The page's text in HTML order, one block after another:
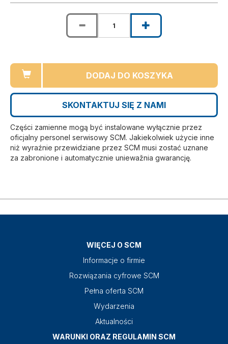
DODAJ DO KOSZYKA
SKONTAKTUJ SIĘ Z NAMI
Części zamienne mogą być instalowane wyłącznie przez
oficjalny personel serwisowy SCM. Jakiekolwiek użycie inne
niż wyraźnie przewidziane przez SCM musi zostać uznane
za zabronione i automatycznie uniewažnia gwarancję.
WIĘCEJ O SCM
Informacje o firmie
Rozwiązania cyfrowe SCM
Pełna oferta SCM
Wydarzenia
Aktualności
WARUNKI ORAZ REGULAMIN SCM